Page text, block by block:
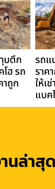
บตึก
โฮ รถ
าถูก
รถแ
ราค
ให้เ
แบค
นล่าสุด